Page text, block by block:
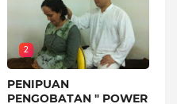
2
PENIPUAN
PENGOBATAN " POWER